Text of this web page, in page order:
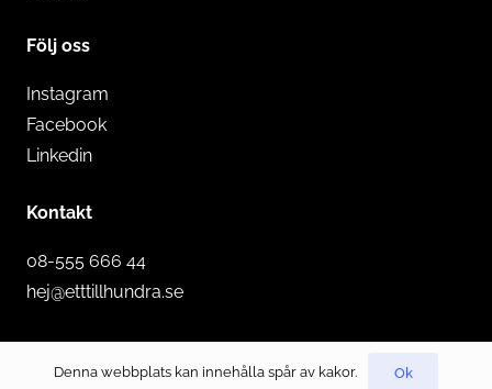
Följ oss
Instagram
Facebook
Linkedin
Kontakt
08-555 666 44
hej@etttillhundra.se
© 2022 Ett till hundra AB med ensamrätt.
Denna webbplats kan innehålla spår av kakor. Ok